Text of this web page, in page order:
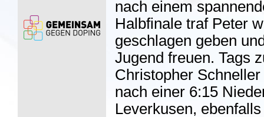
nach einem
Halbfinale traf Peter
geschlagen geben
Jugend freuen. Tags
Christopher
nach einer 6:15
Leverkusen,